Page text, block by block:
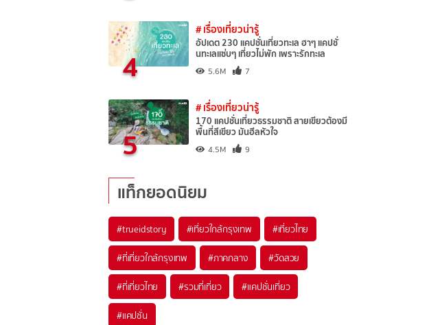
4
# เรื่องเที่ยวน่ารู้
อัปเดต 230 แคปชั่นเที่ยวทะเล ฮาๆ แคปชั่
นทะเลแซ่บๆ เที่ยวไม่พัก เพราะรักทะเล
5.6M 7
5
# เรื่องเที่ยวน่ารู้
170 แคปชั่นเที่ยวธรรมชาติ สายเขียวต้องมี
พื้นที่สีเขียว มันฮีลหัวใจ
4.5M 9
แท็กยอดนิยม
#trueidstory #เที่ยวใกล้กรุงเทพ #เที่ยวไทย
#ที่เที่ยวใกล้กรุงเทพ #ภาคกลาง #วัดสวย
#ที่เที่ยวไทย #รวมที่เที่ยว #แคปชั่นเที่ยว
#แคปชั่น